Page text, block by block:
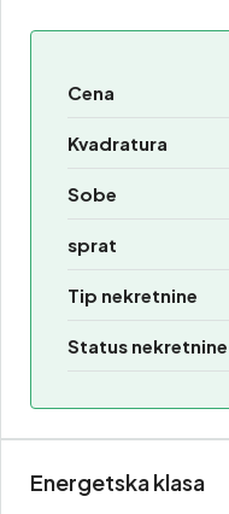
Cena
Kvadratura
Sobe
sprat
Tip nekretnine
Status nekretnine
Energetska klasa